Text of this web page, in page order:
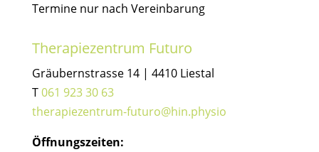
Termine nur nach Vereinbarung
Therapiezentrum Futuro
Gräubernstrasse 14 | 4410 Liestal
T061 923 30 63
therapiezentrum-futuro@hin.physio
Öffnungszeiten: